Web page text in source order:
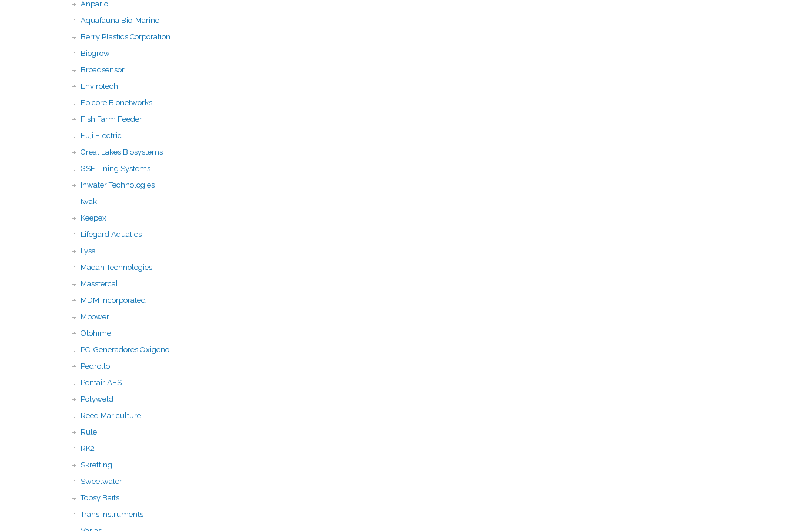
Anpario
Aquafauna Bio-Marine
Berry Plastics Corporation
Biogrow
Broadsensor
Envirotech
Epicore Bionetworks
Fish Farm Feeder
Fuji Electric
Great Lakes Biosystems
GSE Lining Systems
Inwater Technologies
Iwaki
Keepex
Lifegard Aquatics
Lysa
Madan Technologies
Masstercal
MDM Incorporated
Mpower
Otohime
PCI Generadores Oxigeno
Pedrollo
Pentair AES
Polyweld
Reed Mariculture
Rule
RK2
Skretting
Sweetwater
Topsy Baits
Trans Instruments